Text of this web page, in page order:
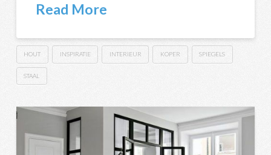
Read More
HOUT INSPIRATIE INTERIEUR KOPER SPIEGELS
STAAL